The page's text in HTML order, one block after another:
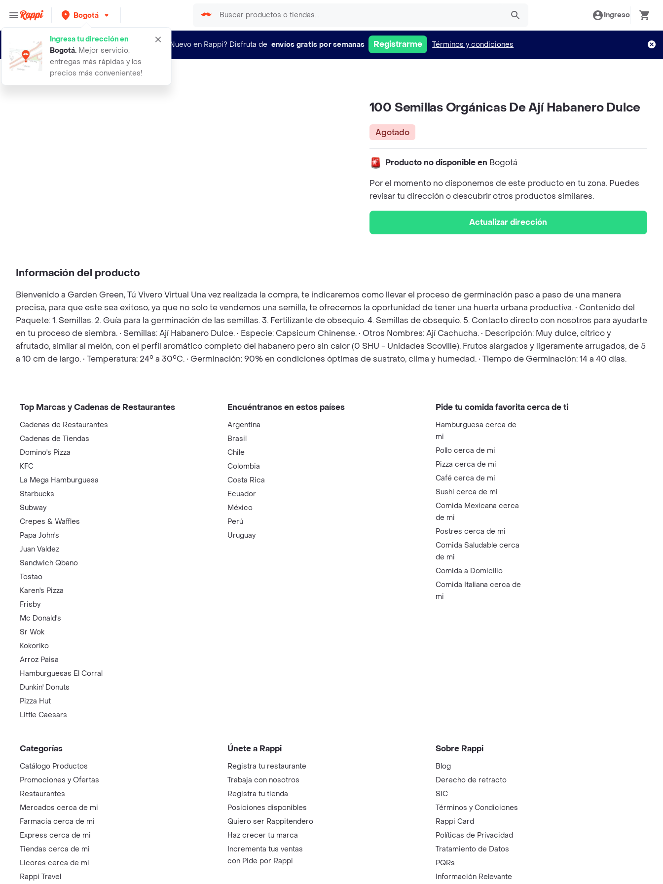
Bogotá
Ingresa tu dirección en
Bogotá. Mejor servicio,
entregas más rápidas y los
precios más convenientes!
Ingreso
¿Nuevo en Rappi? Disfruta de envíos gratis por semanas Registrarme Términos y condiciones
100 semillas organicas de aji haban
100 Semillas Orgánicas De Ají Habanero Dulce
Agotado
Producto no disponible en Bogotá
Por el momento no disponemos de este producto en tu zona. Puedes
revisar tu dirección o descubrir otros productos similares.
Actualizar dirección
Información del producto
Bienvenido a Garden Green, Tú Vivero Virtual Una vez realizada la compra, te indicaremos como llevar el proceso de germinación paso a paso de una manera
precisa, para que este sea exitoso, ya que no solo te vendemos una semilla, te ofrecemos la oportunidad de tener una huerta urbana productiva. • Contenido del
Paquete: 1. Semillas. 2. Guía para la germinación de las semillas. 3. Fertilizante de obsequio. 4. Semillas de obsequio. 5. Contacto directo con nosotros para ayudarte
en tu proceso de siembra. • Semillas: Ají Habanero Dulce. • Especie: Capsicum Chinense. • Otros Nombres: Ají Cachucha. • Descripción: Muy dulce, cítrico y
afrutado, similar al melón, con el perfil aromático completo del habanero pero sin calor (0 SHU - Unidades Scoville). Frutos alargados y ligeramente arrugados, de 5
a 10 cm de largo. • Temperatura: 24° a 30°C. • Germinación: 90% en condiciones óptimas de sustrato, clima y humedad. • Tiempo de Germinación: 14 a 40 días.
Top Marcas y Cadenas de Restaurantes
Cadenas de Restaurantes
Cadenas de Tiendas
Domino's Pizza
KFC
La Mega Hamburguesa
Starbucks
Subway
Crepes & Waffles
Papa John's
Juan Valdez
Sandwich Qbano
Tostao
Karen's Pizza
Frisby
Mc Donald's
Sr Wok
Kokoriko
Arroz Paisa
Hamburguesas El Corral
Dunkin' Donuts
Pizza Hut
Little Caesars
Encuéntranos en estos países
Argentina
Brasil
Chile
Colombia
Costa Rica
Ecuador
México
Perú
Uruguay
Pide tu comida favorita cerca de ti
Hamburguesa cerca de
mi
Pollo cerca de mi
Pizza cerca de mi
Café cerca de mi
Sushi cerca de mi
Comida Mexicana cerca
de mi
Postres cerca de mi
Comida Saludable cerca
de mi
Comida a Domicilio
Comida Italiana cerca de
mi
Categorías
Catálogo Productos
Promociones y Ofertas
Restaurantes
Mercados cerca de mi
Farmacia cerca de mi
Express cerca de mi
Tiendas cerca de mi
Licores cerca de mi
Rappi Travel
Únete a Rappi
Registra tu restaurante
Trabaja con nosotros
Registra tu tienda
Posiciones disponibles
Quiero ser Rappitendero
Haz crecer tu marca
Incrementa tus ventas
con Pide por Rappi
Sobre Rappi
Blog
Derecho de retracto
SIC
Términos y Condiciones
Rappi Card
Políticas de Privacidad
Tratamiento de Datos
PQRs
Información Relevante